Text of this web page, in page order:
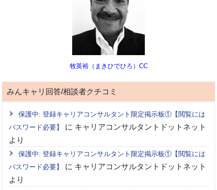
牧英裕（まきひでひろ）CC
みんキャリ回答/相談者クチコミ
保護中: 登録キャリアコンサルタント限定掲示板①【閲覧には
パスワード必要】
に キャリアコンサルタントドットネット
より
保護中: 登録キャリアコンサルタント限定掲示板①【閲覧には
パスワード必要】
に キャリアコンサルタントドットネット
より